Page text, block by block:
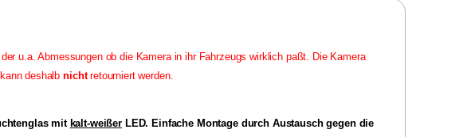
u.a. Abmessungen ob die Kamera in ihr Fahrzeugs wirklich paßt. Die Kamera
deshalbnichtretourniert werden.
mit kalt-weißer LED. Einfache Montage durch Austausch gegen die